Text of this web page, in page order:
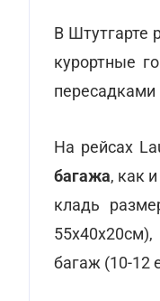
В Штутгарте
курортные
пересадками
На рейсах
багажа, как
кладь
багаж (10-12